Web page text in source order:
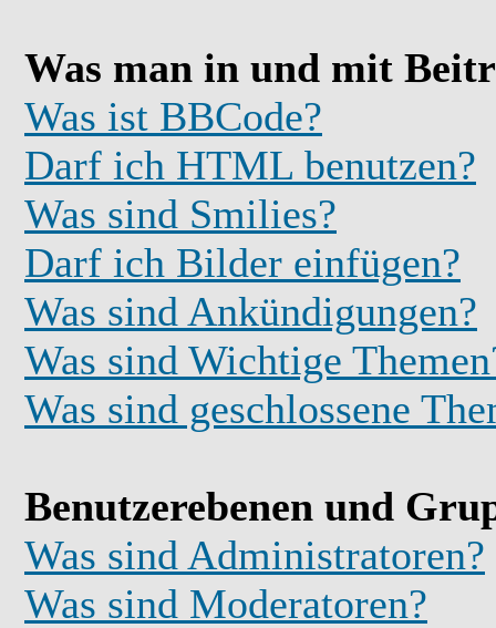
Was man in und mit
Was ist BBCode?
Darf ich HTML benutzen?
Was sind Smilies?
Darf ich Bilder einfügen?
Was sind Ankündigungen?
Was sind Wichtige
Was sind geschlossene
Benutzerebenen und
Was sind Administratoren?
Was sind Moderatoren?